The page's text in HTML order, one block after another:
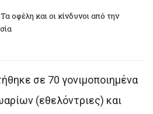
οφέλη και οι κίνδυνοι από την
σε 70 γονιμοποιημένα
(εθελόντριες) και